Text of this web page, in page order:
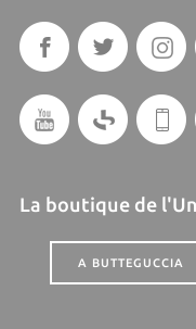
La boutique de
A BUTTEGUCCIA